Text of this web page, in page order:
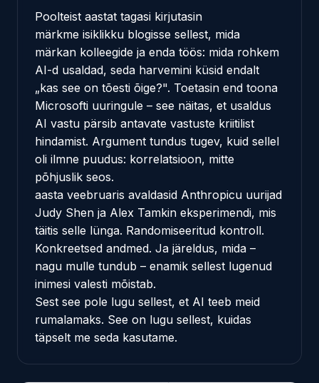
Poolteist aastat tagasi kirjutasin
märkme isiklikku blogisse sellest, mida
märkan kolleegide ja enda töös: mida rohkem
AI-d usaldad, seda harvemini küsid endalt
„kas see on tõesti õige?". Toetasin end toona
Microsofti uuringule – see näitas, et usaldus
AI vastu pärsib antavate vastuste kriitilist
hindamist. Argument tundus tugev, kuid sellel
oli ilmne puudus: korrelatsioon, mitte
põhjuslik seos.
aasta veebruaris avaldasid Anthropicu uurijad
Judy Shen ja Alex Tamkin eksperimendi, mis
täitis selle lünga. Randomiseeritud kontroll.
Konkreetsed andmed. Ja järeldus, mida –
nagu mulle tundub – enamik sellest lugenud
inimesi valesti mõistab.
Sest see pole lugu sellest, et AI teeb meid
rumalamaks. See on lugu sellest, kuidas
täpselt me seda kasutame.